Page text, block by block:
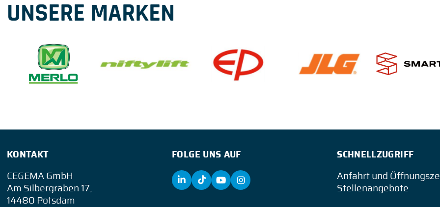
UNSERE MARKEN
KONTAKT
CEGEMA GmbH
Am Silbergraben 17,
14480 Potsdam
FOLGE UNS AUF SCHNELLZUGRIFF
Anfahrt und
Stellenangebote